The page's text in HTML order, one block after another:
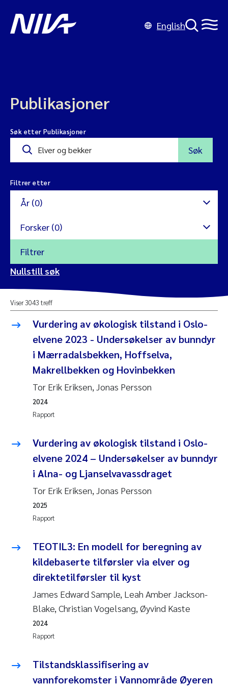
English
Publikasjoner
Søk etter Publikasjoner
Søk
Filtrer etter
År (0)
2024
2023
2022
2021
2020
2019
2018
2017
2016
2015
2014
2013
2012
2010
Forsker (0)
Yan Lin
Kristina Øie Kvile
Marianne Stave Sekkenes
Charles Patrick Lavin
Eirin Aasland
Julia Szulecka
Aase Jeanette Kvanneid
Ellen Johannesen
Steen Wilhelm Knudsen
Paul Ragnar Berg
Sindre Langaas
Christian Vogelsang
Filtrer
Nullstill søk
Viser 3043 treff
Vurdering av økologisk tilstand i Oslo-
elvene 2023 - Undersøkelser av bunndyr
i Mærradalsbekken, Hoffselva,
Makrellbekken og Hovinbekken
Tor Erik Eriksen, Jonas Persson
Rapport
2024
Vurdering av økologisk tilstand i Oslo-
elvene 2024 – Undersøkelser av bunndyr
i Alna- og Ljanselvavassdraget
Tor Erik Eriksen, Jonas Persson
Rapport
2025
TEOTIL3: En modell for beregning av
kildebaserte tilførsler via elver og
direktetilførsler til kyst
James Edward Sample, Leah Amber Jackson-
Blake, Christian Vogelsang, Øyvind Kaste
Rapport
2024
Tilstandsklassifisering av
vannforekomster i Vannområde Øyeren